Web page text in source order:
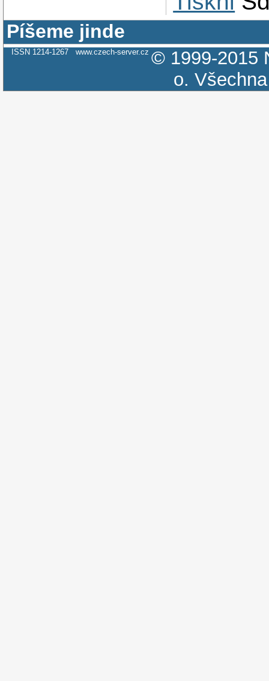
Píšeme jinde
ISSN 1214-1267 www.czech-server.cz © 1999-2015
o.